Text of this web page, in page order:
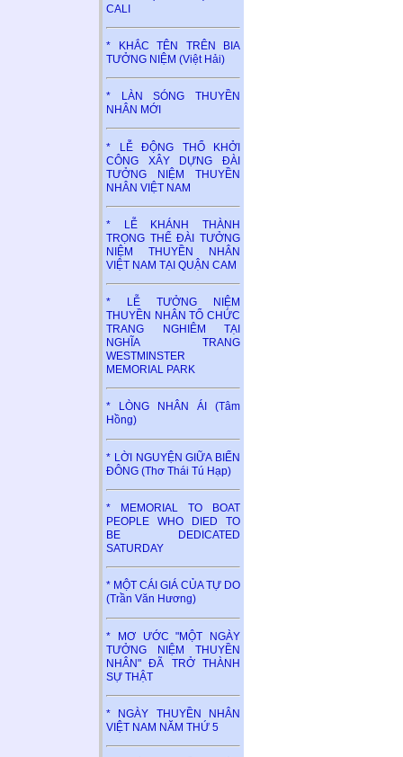
CALI
* KHẮC TÊN TRÊN BIA
TƯỞNG NIỆM (Việt Hải)
* LÀN SÓNG THUYỀN
NHÂN MỚI
* LỄ ĐỘNG THỔ KHỞI
CÔNG XÂY DỰNG ĐÀI
TƯỞNG NIỆM THUYỀN
NHÂN VIỆT NAM
* LỄ KHÁNH THÀNH
TRỌNG THỂ ĐÀI TƯỞNG
NIỆM THUYỀN NHÂN
VIỆT NAM TẠI QUẬN CAM
* LỄ TƯỞNG NIỆM
THUYỀN NHÂN TỔ CHỨC
TRANG NGHIÊM TẠI
NGHĨA TRANG
WESTMINSTER
MEMORIAL PARK
* LÒNG NHÂN ÁI (Tâm
Hồng)
* LỜI NGUYỆN GIỮA BIỂN
ĐÔNG (Thơ Thái Tú Hạp)
* MEMORIAL TO BOAT
PEOPLE WHO DIED TO
BE DEDICATED
SATURDAY
* MỘT CÁI GIÁ CỦA TỰ DO
(Trần Văn Hương)
* MƠ ƯỚC "MỘT NGÀY
TƯỞNG NIỆM THUYỀN
NHÂN" ĐÃ TRỞ THÀNH
SỰ THẬT
* NGÀY THUYỀN NHÂN
VIỆT NAM NĂM THỨ 5